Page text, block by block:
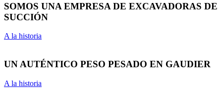
SOMOS UNA EMPRESA DE EXCAVADORAS DE
SUCCIÓN
A la historia
UN AUTÉNTICO PESO PESADO EN GAUDIER
A la historia